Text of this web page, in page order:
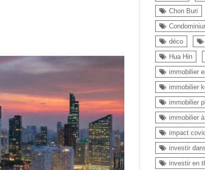
Chon Buri
déco
Hua Hin
immobilier
immobilier
immobilier
immobilier
impact
investir
investir en